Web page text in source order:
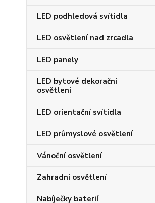
LED podhledová svítidla
LED osvětlení nad zrcadla
LED panely
LED bytové dekorační
osvětlení
LED orientační svítidla
LED průmyslové osvětlení
Vánoční osvětlení
Zahradní osvětlení
Nabíječky baterií